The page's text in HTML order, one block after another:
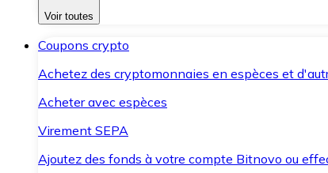
Voir toutes
Coupons crypto
Achetez des cryptomonnaies en espèces et
Acheter avec espèces
Virement SEPA
Ajoutez des fonds à votre compte Bitnovo ou